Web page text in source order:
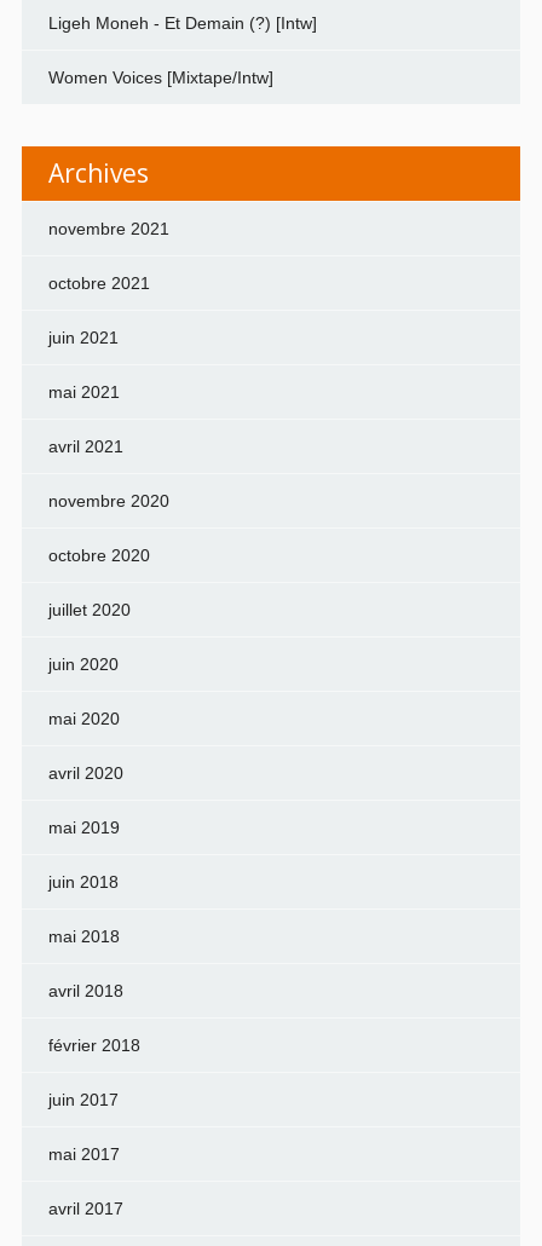
Ligeh Moneh - Et Demain (?) [Intw]
Women Voices [Mixtape/Intw]
Archives
novembre 2021
octobre 2021
juin 2021
mai 2021
avril 2021
novembre 2020
octobre 2020
juillet 2020
juin 2020
mai 2020
avril 2020
mai 2019
juin 2018
mai 2018
avril 2018
février 2018
juin 2017
mai 2017
avril 2017